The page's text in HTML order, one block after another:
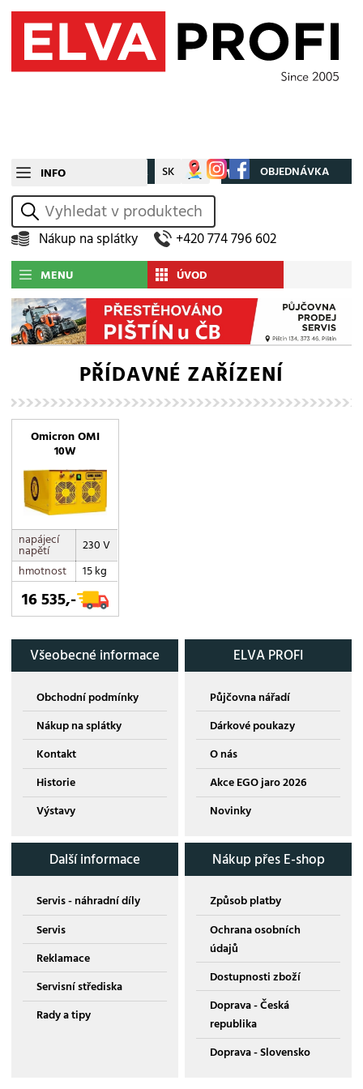
INFO CZ SK Můj účet OBJEDNÁVKA
vyhledat
Nákup na splátky +420 774 796 602
MENU ÚVOD
PŘÍDAVNÉ ZAŘÍZENÍ
Omicron OMI
10W
napájecí
napětí
230 V
hmotnost
15 kg
16 535,-
Všeobecné informace
Obchodní podmínky
Nákup na splátky
Kontakt
Historie
Výstavy
ELVA PROFI
Půjčovna nářadí
Dárkové poukazy
O nás
Akce EGO jaro 2026
Novinky
Další informace
Servis - náhradní díly
Servis
Reklamace
Servisní střediska
Rady a tipy
Nákup přes E-shop
Způsob platby
Ochrana osobních
údajů
Dostupnosti zboží
Doprava - Česká
republika
Doprava - Slovensko